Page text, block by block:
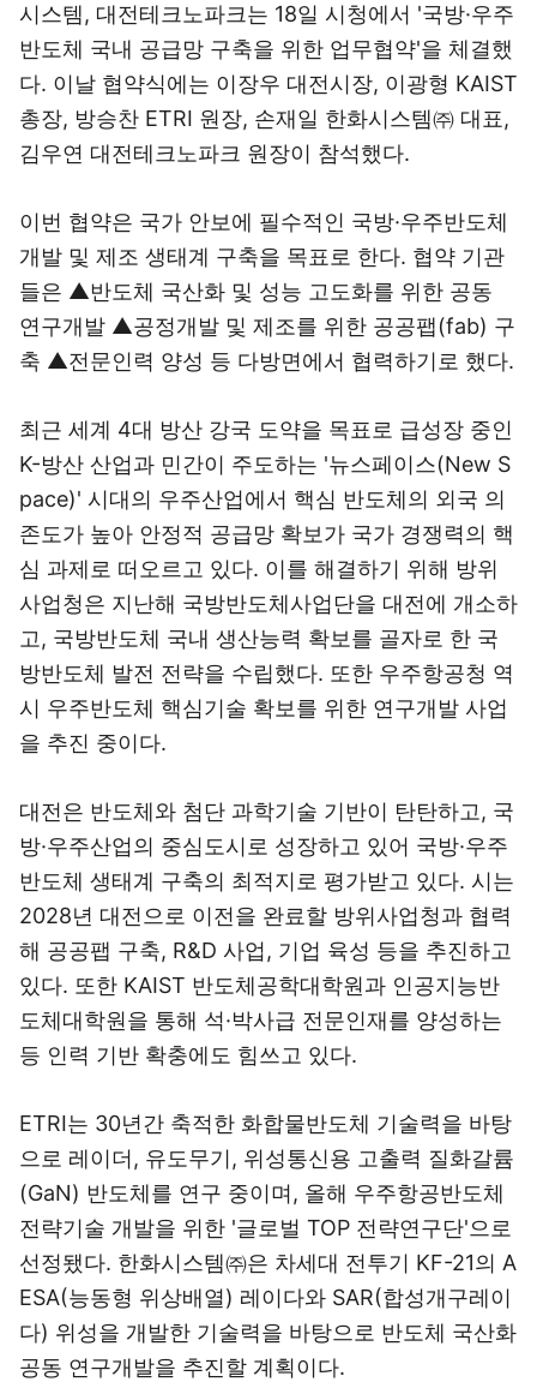
시스템, 대전테크노파크는 18일 시청에서 '국방·우주
반도체 국내 공급망 구축을 위한 업무협약'을 체결했
다. 이날 협약식에는 이장우 대전시장, 이광형 KAIST
총장, 방승찬 ETRI 원장, 손재일 한화시스템㈜ 대표,
김우연 대전테크노파크 원장이 참석했다.
이번 협약은 국가 안보에 필수적인 국방·우주반도체
개발 및 제조 생태계 구축을 목표로 한다. 협약 기관
들은 ▲반도체 국산화 및 성능 고도화를 위한 공동
연구개발 ▲공정개발 및 제조를 위한 공공팹(fab) 구
축 ▲전문인력 양성 등 다방면에서 협력하기로 했다.
최근 세계 4대 방산 강국 도약을 목표로 급성장 중인
K-방산 산업과 민간이 주도하는 '뉴스페이스(New S
pace)' 시대의 우주산업에서 핵심 반도체의 외국 의
존도가 높아 안정적 공급망 확보가 국가 경쟁력의 핵
심 과제로 떠오르고 있다. 이를 해결하기 위해 방위
사업청은 지난해 국방반도체사업단을 대전에 개소하
고, 국방반도체 국내 생산능력 확보를 골자로 한 국
방반도체 발전 전략을 수립했다. 또한 우주항공청 역
시 우주반도체 핵심기술 확보를 위한 연구개발 사업
을 추진 중이다.
대전은 반도체와 첨단 과학기술 기반이 탄탄하고, 국
방·우주산업의 중심도시로 성장하고 있어 국방·우주
반도체 생태계 구축의 최적지로 평가받고 있다. 시는
2028년 대전으로 이전을 완료할 방위사업청과 협력
해 공공팹 구축, R&D 사업, 기업 육성 등을 추진하고
있다. 또한 KAIST 반도체공학대학원과 인공지능반
도체대학원을 통해 석·박사급 전문인재를 양성하는
등 인력 기반 확충에도 힘쓰고 있다.
ETRI는 30년간 축적한 화합물반도체 기술력을 바탕
으로 레이더, 유도무기, 위성통신용 고출력 질화갈륨
(GaN) 반도체를 연구 중이며, 올해 우주항공반도체
전략기술 개발을 위한 '글로벌 TOP 전략연구단'으로
선정됐다. 한화시스템㈜은 차세대 전투기 KF-21의 A
ESA(능동형 위상배열) 레이다와 SAR(합성개구레이
다) 위성을 개발한 기술력을 바탕으로 반도체 국산화
공동 연구개발을 추진할 계획이다.